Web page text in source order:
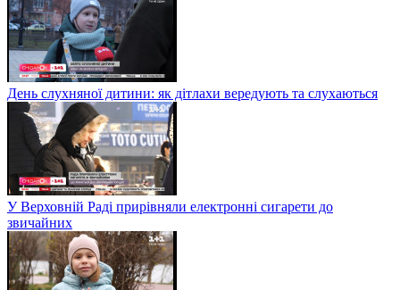
День слухняної дитини: як дітлахи вередують та слухаються
У Верховній Раді прирівняли електронні сигарети до
звичайних